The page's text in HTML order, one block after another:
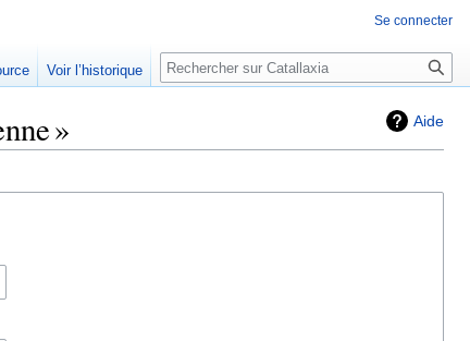
Aide
»
Se connecter
Voir l’historique Rechercher